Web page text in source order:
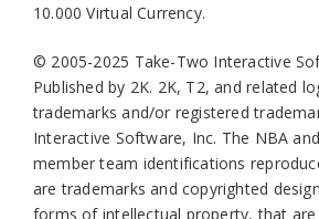
10.000 Virtual Currency.
© 2005-2025 Take-Two Interactive
Published by 2K. 2K, T2, and related
trademarks and/or registered
Interactive Software, Inc. The NBA
member team identifications
are trademarks and copyrighted
forms of intellectual property, that are